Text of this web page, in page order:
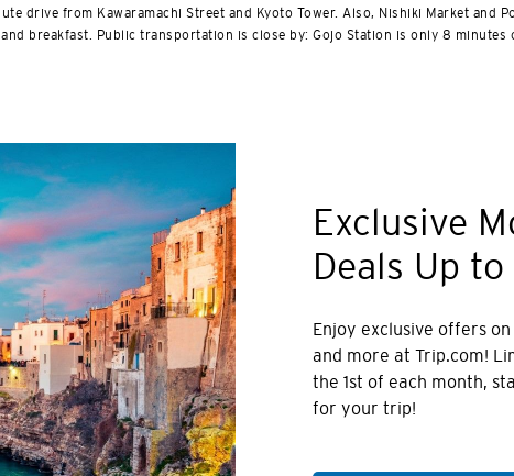
drive from Kawaramachi Street and Kyoto Tower. Also, Nishiki Market and
breakfast. Public transportation is close by: Gojo Station is only 8 minutes
Exclusive
Deals Up
Enjoy exclusive offers
and more at Trip.com!
the 1st of each month,
for your trip!
ภาษาทั้งหมด
繁體中文(HK)
繁體中文(TW)
Indonesia Bahasa
ภาษาไทย
Tiếng Việt